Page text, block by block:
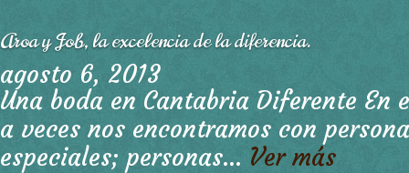
Aroa y Job, la excelencia de la diferencia.
agosto 6, 2013
Una boda en Cantabria Diferente En
a veces nos encontramos con
especiales; personas... Ver más